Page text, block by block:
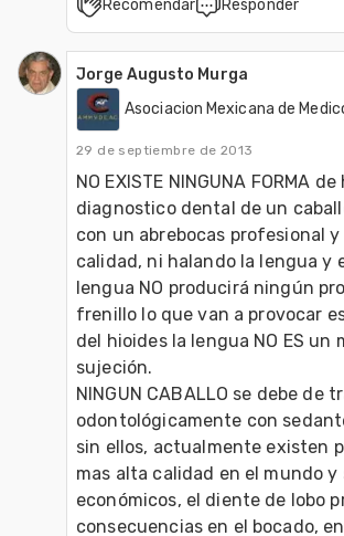
Recomendar Responder
Jorge Augusto Murga
29 de septiembre de 2013
NO EXISTE NINGUNA FORMA
diagnostico dental de un
con un abrebocas profesional
calidad, ni halando la lengua y
lengua NO producirá ningún
frenillo lo que van a provocar
del hioides la lengua NO ES un
sujeción.
NINGUN CABALLO se debe de
odontológicamente con
sin ellos, actualmente existen
mas alta calidad en el mundo y
económicos, el diente de lobo
consecuencias en el bocado,